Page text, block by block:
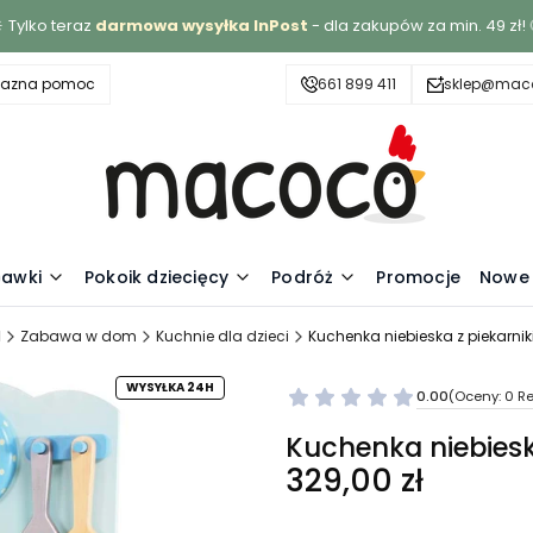
Tylko teraz darmowa wysyłka InPost - dla zakupów za min. 49 zł!
pomoc 661 899 411
Pokoik dziecięcy Podróż Promocje
Zabawa w dom Kuchnie dla dzieci Kuchenka niebieska z
WYSYŁKA 24H 0.00(Oceny: 0
Kuchenka
Cena
329,00 zł